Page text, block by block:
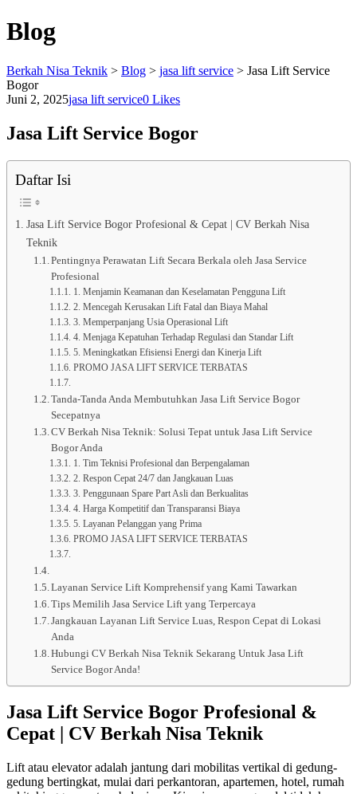
Blog
Berkah Nisa Teknik > Blog > jasa lift service > Jasa Lift Service
Bogor
Juni 2, 2025jasa lift service0 Likes
Jasa Lift Service Bogor
Daftar Isi
Jasa Lift Service Bogor Profesional & Cepat | CV Berkah Nisa
Teknik
Pentingnya Perawatan Lift Secara Berkala oleh Jasa Service
Profesional
1. Menjamin Keamanan dan Keselamatan Pengguna Lift
2. Mencegah Kerusakan Lift Fatal dan Biaya Mahal
3. Memperpanjang Usia Operasional Lift
4. Menjaga Kepatuhan Terhadap Regulasi dan Standar Lift
5. Meningkatkan Efisiensi Energi dan Kinerja Lift
PROMO JASA LIFT SERVICE TERBATAS
Tanda-Tanda Anda Membutuhkan Jasa Lift Service Bogor
Secepatnya
CV Berkah Nisa Teknik: Solusi Tepat untuk Jasa Lift Service
Bogor Anda
1. Tim Teknisi Profesional dan Berpengalaman
2. Respon Cepat 24/7 dan Jangkauan Luas
3. Penggunaan Spare Part Asli dan Berkualitas
4. Harga Kompetitif dan Transparansi Biaya
5. Layanan Pelanggan yang Prima
PROMO JASA LIFT SERVICE TERBATAS
Layanan Service Lift Komprehensif yang Kami Tawarkan
Tips Memilih Jasa Service Lift yang Terpercaya
Jangkauan Layanan Lift Service Luas, Respon Cepat di Lokasi
Anda
Hubungi CV Berkah Nisa Teknik Sekarang Untuk Jasa Lift
Service Bogor Anda!
Jasa Lift Service Bogor Profesional &
Cepat | CV Berkah Nisa Teknik
Lift atau elevator adalah jantung dari mobilitas vertikal di gedung-
gedung bertingkat, mulai dari perkantoran, apartemen, hotel, rumah